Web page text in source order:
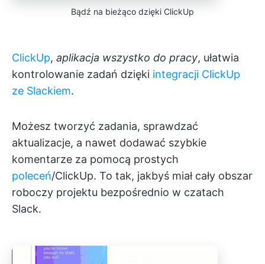
Bądź na bieżąco dzięki ClickUp
ClickUp, aplikacja wszystko do pracy, ułatwia
kontrolowanie zadań dzięki integracji ClickUp
ze Slackiem.
Możesz tworzyć zadania, sprawdzać
aktualizacje, a nawet dodawać szybkie
komentarze za pomocą prostych
poleceń/ClickUp. To tak, jakbyś miał cały obszar
roboczy projektu bezpośrednio w czatach
Slack.